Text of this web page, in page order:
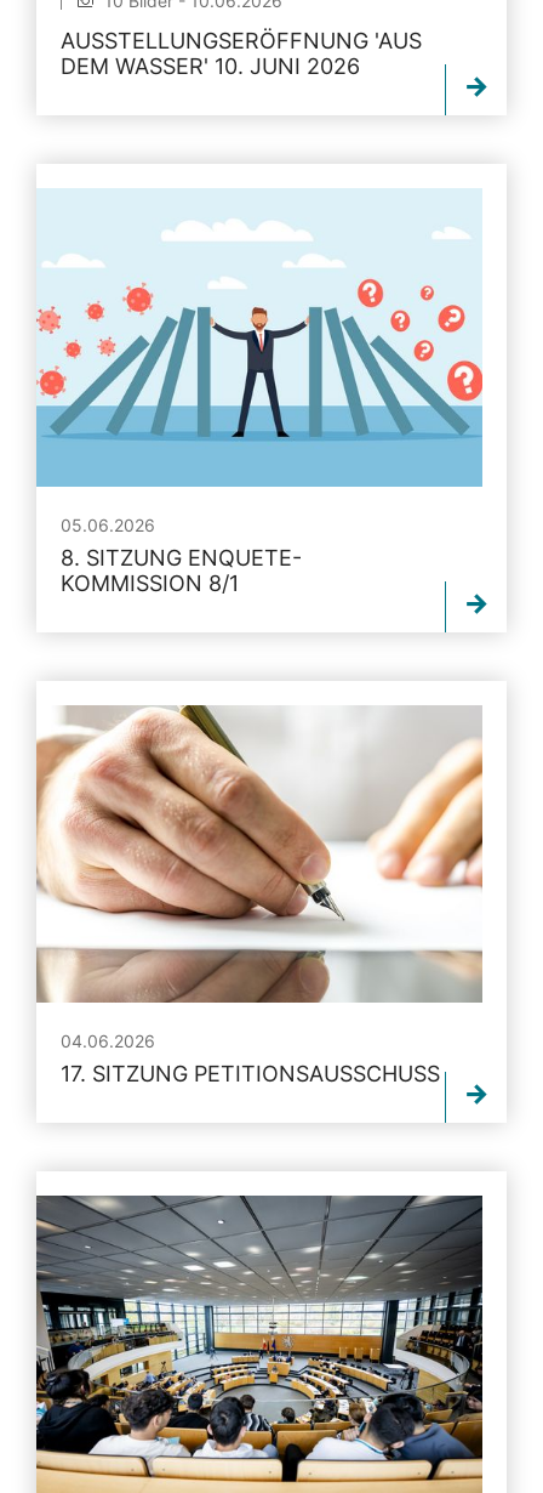
AUSSTELLUNGSERÖFFNUNG 'AUS
DEM WASSER' 10. JUNI 2026
05.06.2026
8. SITZUNG ENQUETE-
KOMMISSION 8/1
04.06.2026
17. SITZUNG PETITIONSAUSSCHUSS